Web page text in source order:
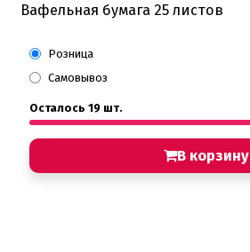
Вафельная бумага 25 листов
Розница
Самовывоз
Осталось 19 шт.
В корзину